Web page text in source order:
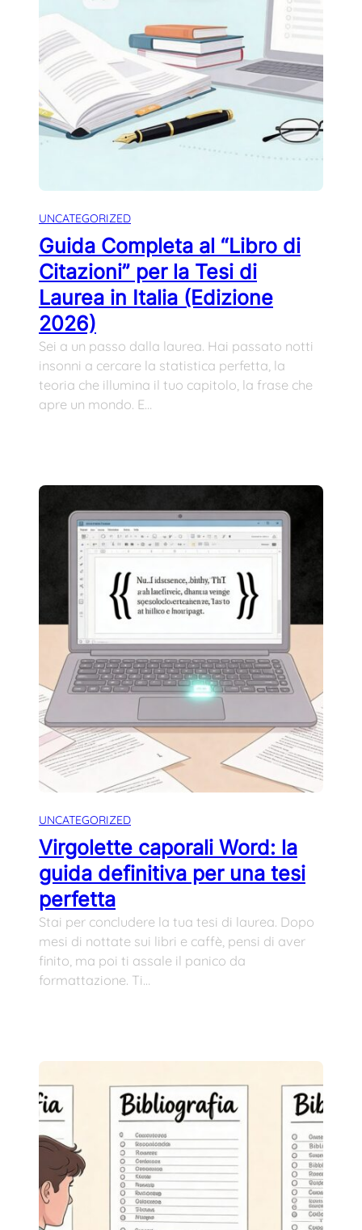
UNCATEGORIZED
Guida Completa al “Libro di
Citazioni” per la Tesi di
Laurea in Italia (Edizione
2026)
Sei a un passo dalla laurea. Hai passato notti
insonni a cercare la statistica perfetta, la
teoria che illumina il tuo capitolo, la frase che
apre un mondo. E…
UNCATEGORIZED
Virgolette caporali Word: la
guida definitiva per una tesi
perfetta
Stai per concludere la tua tesi di laurea. Dopo
mesi di nottate sui libri e caffè, pensi di aver
finito, ma poi ti assale il panico da
formattazione. Ti…